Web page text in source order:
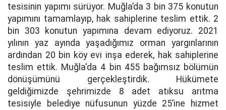
tesisinin yapımı sürüyor. Muğla’da 3 bin 375 konutun
yapımını tamamlayıp, hak sahiplerine teslim ettik. 2
bin 303 konutun yapımına devam ediyoruz. 2021
yılının yaz ayında yaşadığımız orman yargınlarının
ardından 20 bin köy evi inşa ederek, hak sahiplerine
teslim ettik. Muğla'da 4 bin 455 bağımsız bölümün
dönüşümünü gerçekleştirdik. Hükümete
geldiğimizde şehrimizde 8 adet atıksu arıtma
tesisiyle belediye nüfusunun yüzde 25’ine hizmet